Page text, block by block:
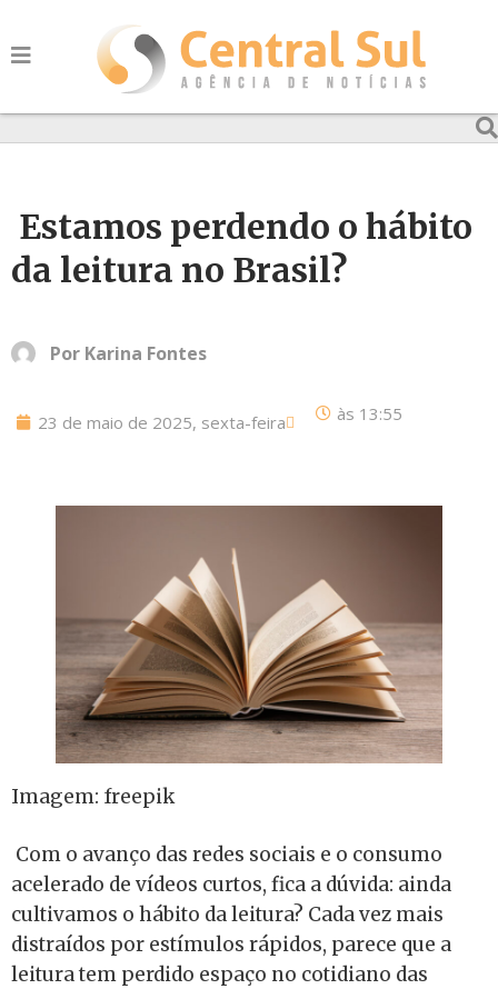
Estamos perdendo o hábito
da leitura no Brasil?
Por Karina Fontes
23 de maio de 2025, sexta-feira às 13:55
Imagem: freepik
Com o avanço das redes sociais e o consumo
acelerado de vídeos curtos, fica a dúvida: ainda
cultivamos o hábito da leitura? Cada vez mais
distraídos por estímulos rápidos, parece que a
leitura tem perdido espaço no cotidiano das